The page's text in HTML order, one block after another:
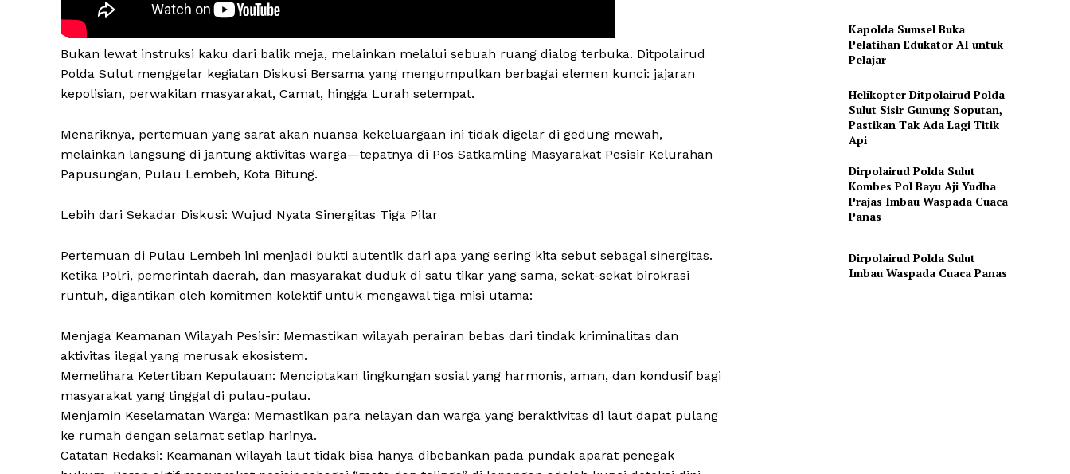
News Week
Magazine PRO
Company
Bukan lewat instruksi kaku dari balik meja, melainkan melalui sebuah ruang dialog terbuka. Ditpolairud
Polda Sulut menggelar kegiatan Diskusi Bersama yang mengumpulkan berbagai elemen kunci: jajaran
kepolisian, perwakilan masyarakat, Camat, hingga Lurah setempat.
Menariknya, pertemuan yang sarat akan nuansa kekeluargaan ini tidak digelar di gedung mewah,
melainkan langsung di jantung aktivitas warga—tepatnya di Pos Satkamling Masyarakat Pesisir Kelurahan
Papusungan, Pulau Lembeh, Kota Bitung.
Lebih dari Sekadar Diskusi: Wujud Nyata Sinergitas Tiga Pilar
Pertemuan di Pulau Lembeh ini menjadi bukti autentik dari apa yang sering kita sebut sebagai sinergitas.
Ketika Polri, pemerintah daerah, dan masyarakat duduk di satu tikar yang sama, sekat-sekat birokrasi
runtuh, digantikan oleh komitmen kolektif untuk mengawal tiga misi utama:
Menjaga Keamanan Wilayah Pesisir: Memastikan wilayah perairan bebas dari tindak kriminalitas dan
aktivitas ilegal yang merusak ekosistem.
Memelihara Ketertiban Kepulauan: Menciptakan lingkungan sosial yang harmonis, aman, dan kondusif bagi
masyarakat yang tinggal di pulau-pulau.
Menjamin Keselamatan Warga: Memastikan para nelayan dan warga yang beraktivitas di laut dapat pulang
ke rumah dengan selamat setiap harinya.
Catatan Redaksi: Keamanan wilayah laut tidak bisa hanya dibebankan pada pundak aparat penegak
Kapolda Sumsel Buka
Pelatihan Edukator AI untuk
Pelajar
Helikopter Ditpolairud Polda
Sulut Sisir Gunung Soputan,
Pastikan Tak Ada Lagi Titik
Api
Dirpolairud Polda Sulut
Kombes Pol Bayu Aji Yudha
Prajas Imbau Waspada Cuaca
Panas
Dirpolairud Polda Sulut
Imbau Waspada Cuaca Panas